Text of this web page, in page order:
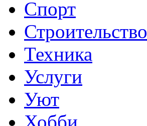
Спорт
Строительство
Техника
Услуги
Уют
Хобби